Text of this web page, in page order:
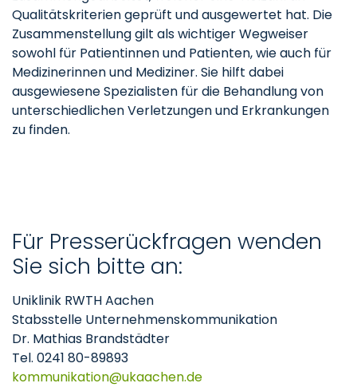
Qualitätskriterien geprüft und ausgewertet hat. Die
Zusammenstellung gilt als wichtiger Wegweiser
sowohl für Patientinnen und Patienten, wie auch für
Medizinerinnen und Mediziner. Sie hilft dabei
ausgewiesene Spezialisten für die Behandlung von
unterschiedlichen Verletzungen und Erkrankungen
zu finden.
Für Presserückfragen wenden
Sie sich bitte an:
Uniklinik RWTH Aachen
Stabsstelle Unternehmenskommunikation
Dr. Mathias Brandstädter
Tel. 0241 80-89893
kommunikation
ukaachende